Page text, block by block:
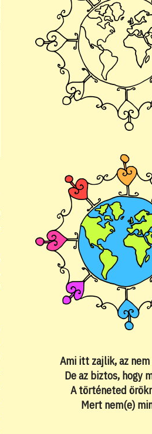
Ami itt zajlik, az nem
De az biztos, hogy
A történeted
Mert nem(e)